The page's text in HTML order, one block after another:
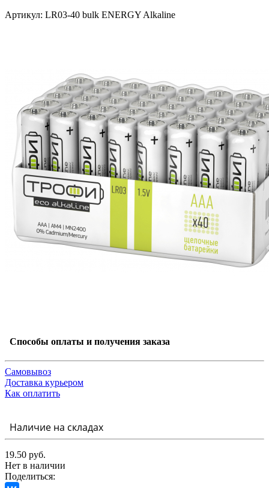
Артикул: LR03-40 bulk ENERGY Alkaline
Способы оплаты и получения заказа
Самовывоз
Доставка курьером
Как оплатить
Наличие на складах
19.50 руб.
Нет в наличии
Поделиться: